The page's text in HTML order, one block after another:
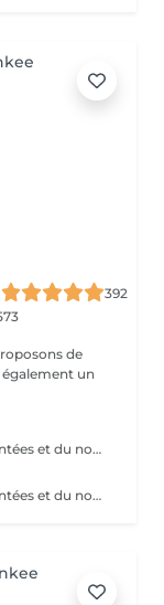
392
de
un
En raison de nos vie surchargées, mouvementées et du nombre limité d'heures d'ensoleillement dans notre région, il est souvent difficile de conserver de manière saine le teint hâlé et la bonne mine des vacances. Et lorsque le soleil se montre facilement, il faut alors tenir compte des dangers des rayons UV. Voici ce qui nous a motivés à developper le produit 'Natural Taming Spray' une manière simple, saine et sûre d'avoir un bronzage naturel et uniforme toute l'année :)
En raison de nos vie surchargées, mouvementées et du nombre limité d'heures d'ensoleillement dans notre région, il est souvent difficile de conserver de manière saine le teint hâlé et la bonne mine des vacances. Et lorsque le soleil se montre facilement, il faut alors tenir compte des dangers des rayons UV. Voici ce qui nous a motivés à developper le produit 'Natural Taming Spray' une manière simple, saine et sûre d'avoir un bronzage naturel et uniforme toute l'année :)